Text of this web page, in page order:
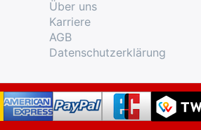
Über uns
Karriere
AGB
Datenschutzerklärung